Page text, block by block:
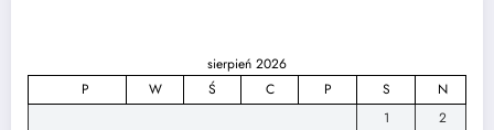
sierpień 2026
P
W Ś C P S
N
1
2